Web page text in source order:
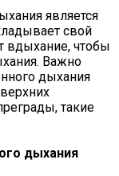
является
свой
вдыхание, чтобы
Важно
дыхания
такие
дыхания